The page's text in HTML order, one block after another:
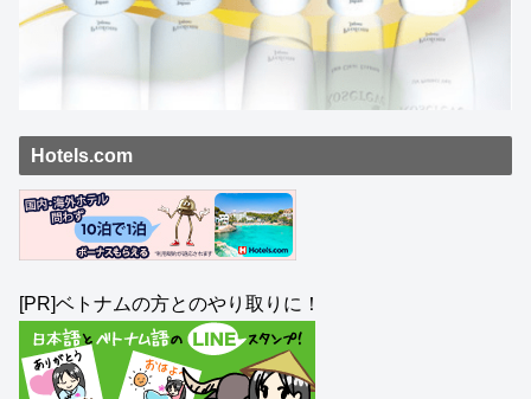
Hotels.com
[PR]ベトナムの方とのやり取りに！